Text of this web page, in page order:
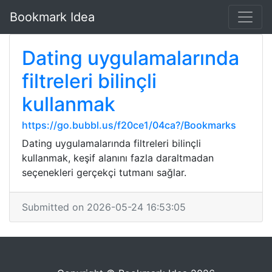
Bookmark Idea
Dating uygulamalarında
filtreleri bilinçli
kullanmak
https://go.bubbl.us/f20ce1/04ca?/Bookmarks
Dating uygulamalarında filtreleri bilinçli
kullanmak, keşif alanını fazla daraltmadan
seçenekleri gerçekçi tutmanı sağlar.
Submitted on 2026-05-24 16:53:05